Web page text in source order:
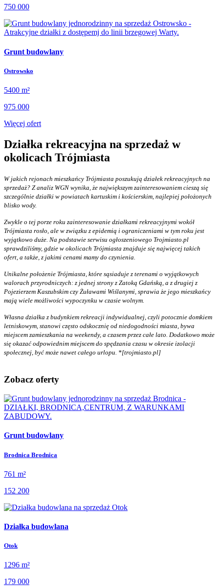
750 000
Grunt budowlany
Ostrowsko
5400 m²
975 000
Więcej ofert
Działka rekreacyjna na sprzedaż w
okolicach Trójmiasta
W jakich rejonach mieszkańcy Trójmiasta poszukują działek rekreacyjnych na
sprzedaż? Z analiz WGN wynika, że największym zainteresowaniem cieszą się
szczególnie działki w powiatach kartuskim i kościerskim, najlepiej położonych
blisko wody.
Zwykle o tej porze roku zainteresowanie działkami rekreacyjnymi wokół
Trójmiasta rosło, ale w związku z epidemią i ograniczeniami w tym roku jest
wyjątkowo duże. Na podstawie serwisu ogłoszeniowego Trojmiasto.pl
sprawdziliśmy, gdzie w okolicach Trójmiasta znajduje się najwięcej takich
ofert, a także, z jakimi cenami mamy do czynienia.
Unikalne położenie Trójmiasta, które sąsiaduje z terenami o wyjątkowych
walorach przyrodniczych: z jednej strony z Zatoką Gdańską, a z drugiej z
Pojezierzem Kaszubskim czy Żuławami Wiślanymi, sprawia że jego mieszkańcy
mają wiele możliwości wypoczynku w czasie wolnym.
Własna działka z budynkiem rekreacji indywidualnej, czyli potocznie domkiem
letniskowym, stanowi często odskocznię od niedogodności miasta, bywa
miejscem zamieszkania na weekendy, a czasem przez całe lato. Dodatkowo może
się okazać odpowiednim miejscem do spędzania czasu w okresie izolacji
społecznej, być może nawet całego urlopu. *[trojmiasto.pl]
Zobacz oferty
Grunt budowlany
Brodnica Brodnica
761 m²
152 200
Działka budowlana
Otok
1296 m²
179 000